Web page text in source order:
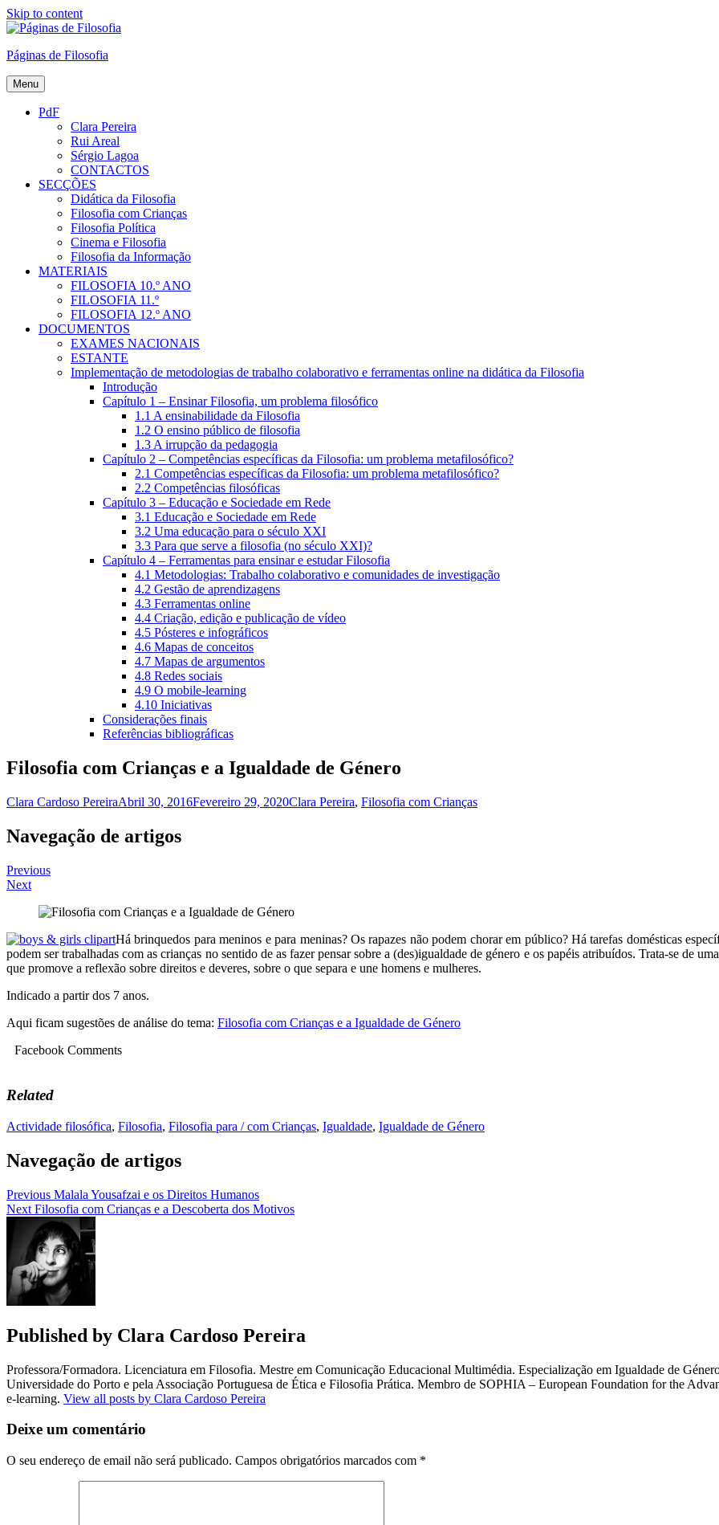
Skip to content
Páginas de Filosofia
Menu
PdF
Clara Pereira
Rui Areal
Sérgio Lagoa
CONTACTOS
SECÇÕES
Didática da Filosofia
Filosofia com Crianças
Filosofia Política
Cinema e Filosofia
Filosofia da Informação
MATERIAIS
FILOSOFIA 10.º ANO
FILOSOFIA 11.º
FILOSOFIA 12.º ANO
DOCUMENTOS
EXAMES NACIONAIS
ESTANTE
Implementação de metodologias de trabalho colaborativo e ferramentas online na didática da Filosofia
Introdução
Capítulo 1 – Ensinar Filosofia, um problema filosófico
1.1 A ensinabilidade da Filosofia
1.2 O ensino público de filosofia
1.3 A irrupção da pedagogia
Capítulo 2 – Competências específicas da Filosofia: um problema metafilosófico?
2.1 Competências específicas da Filosofia: um problema metafilosófico?
2.2 Competências filosóficas
Capítulo 3 – Educação e Sociedade em Rede
3.1 Educação e Sociedade em Rede
3.2 Uma educação para o século XXI
3.3 Para que serve a filosofia (no século XXI)?
Capítulo 4 – Ferramentas para ensinar e estudar Filosofia
4.1 Metodologias: Trabalho colaborativo e comunidades de investigação
4.2 Gestão de aprendizagens
4.3 Ferramentas online
4.4 Criação, edição e publicação de vídeo
4.5 Pósteres e infográficos
4.6 Mapas de conceitos
4.7 Mapas de argumentos
4.8 Redes sociais
4.9 O mobile-learning
4.10 Iniciativas
Considerações finais
Referências bibliográficas
Filosofia com Crianças e a Igualdade de Género
Clara Cardoso PereiraAbril 30, 2016Fevereiro 29, 2020Clara Pereira, Filosofia com Crianças
Navegação de artigos
Previous
Next
Há brinquedos para meninos e para meninas? Os rapazes não podem chorar em público? Há tarefas domésticas
podem ser trabalhadas com as crianças no sentido de as fazer pensar sobre a (des)igualdade de género e os papéis atribuídos. Trata-se de
que promove a reflexão sobre direitos e deveres, sobre o que separa e une homens e mulheres.
Indicado a partir dos 7 anos.
Aqui ficam sugestões de análise do tema: Filosofia com Crianças e a Igualdade de Género
Facebook Comments
Related
Actividade filosófica, Filosofia, Filosofia para / com Crianças, Igualdade, Igualdade de Género
Navegação de artigos
Previous Malala Yousafzai e os Direitos Humanos
Next Filosofia com Crianças e a Descoberta dos Motivos
Published by Clara Cardoso Pereira
Professora/Formadora. Licenciatura em Filosofia. Mestre em Comunicação Educacional Multimédia. Especialização em Igualdade de
Universidade do Porto e pela Associação Portuguesa de Ética e Filosofia Prática. Membro de SOPHIA – European Foundation for the
e-learning. View all posts by Clara Cardoso Pereira
Deixe um comentário
O seu endereço de email não será publicado. Campos obrigatórios marcados com *